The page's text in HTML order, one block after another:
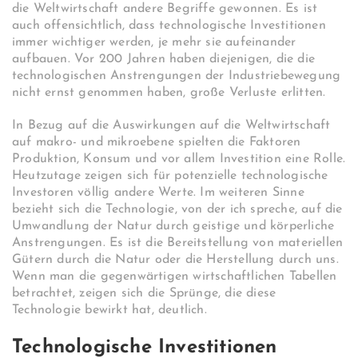
die Weltwirtschaft andere Begriffe gewonnen. Es ist
auch offensichtlich, dass technologische Investitionen
immer wichtiger werden, je mehr sie aufeinander
aufbauen. Vor 200 Jahren haben diejenigen, die die
technologischen Anstrengungen der Industriebewegung
nicht ernst genommen haben, große Verluste erlitten.
In Bezug auf die Auswirkungen auf die Weltwirtschaft
auf makro- und mikroebene spielten die Faktoren
Produktion, Konsum und vor allem Investition eine Rolle.
Heutzutage zeigen sich für potenzielle technologische
Investoren völlig andere Werte. Im weiteren Sinne
bezieht sich die Technologie, von der ich spreche, auf die
Umwandlung der Natur durch geistige und körperliche
Anstrengungen. Es ist die Bereitstellung von materiellen
Gütern durch die Natur oder die Herstellung durch uns.
Wenn man die gegenwärtigen wirtschaftlichen Tabellen
betrachtet, zeigen sich die Sprünge, die diese
Technologie bewirkt hat, deutlich.
Technologische Investitionen